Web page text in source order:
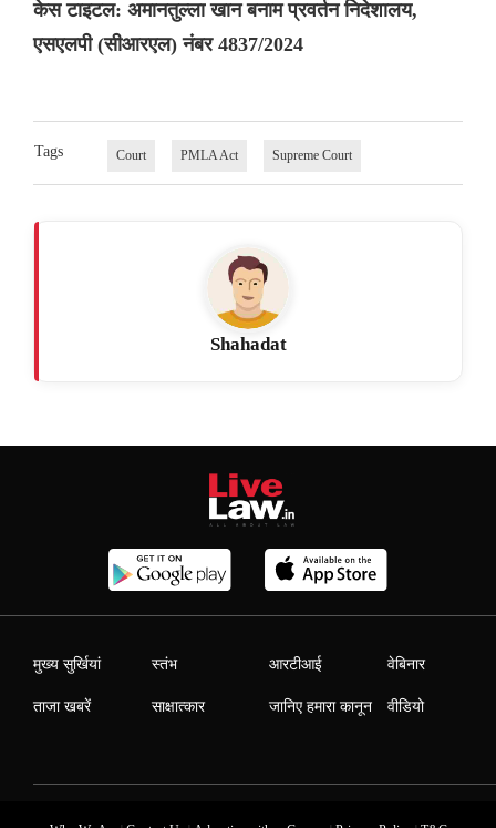
केस टाइटल: अमानतुल्ला खान बनाम प्रवर्तन निदेशालय,
एसएलपी (सीआरएल) नंबर 4837/2024
Tags Court PMLA Act Supreme Court
Shahadat
मुख्य सुर्खियां
ताजा खबरें
स्तंभ
साक्षात्कार
आरटीआई
जानिए हमारा कानून
वेबिनार
वीडियो